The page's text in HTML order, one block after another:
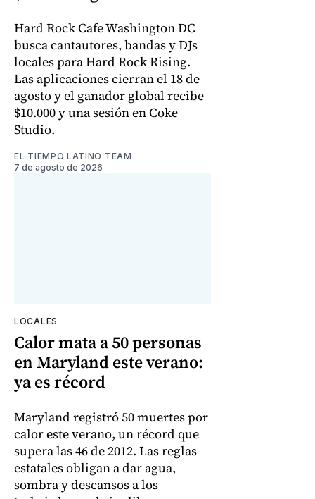
Hard Rock Cafe Washington DC
busca cantautores, bandas y DJs
locales para Hard Rock Rising.
Las aplicaciones cierran el 18 de
agosto y el ganador global recibe
$10.000 y una sesión en Coke
Studio.
EL TIEMPO LATINO TEAM
7 de agosto de 2026
LOCALES
Calor mata a 50 personas
en Maryland este verano:
ya es récord
Maryland registró 50 muertes por
calor este verano, un récord que
supera las 46 de 2012. Las reglas
estatales obligan a dar agua,
sombra y descansos a los